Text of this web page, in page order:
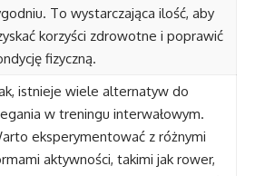
To wystarczająca ilość, aby
korzyści zdrowotne i poprawić
fizyczną.
istnieje wiele alternatyw do
w treningu interwałowym.
eksperymentować z różnymi
aktywności, takimi jak rower,